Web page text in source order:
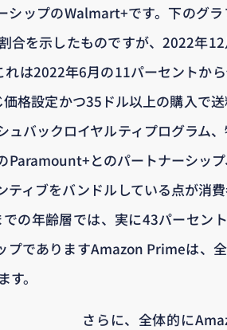
ップのWalmart+です。下のグ
合を示したものですが、2022年
は2022年6月の11パーセントか
格設定かつ35ドル以上の購入で
バックロイヤルティプログラム
Paramount+とのパートナーシッ
ィブをバンドルしている点が消
の年齢層では、実に43パーセン
プでありますAmazon Primeは、
。
さらに、全体的に